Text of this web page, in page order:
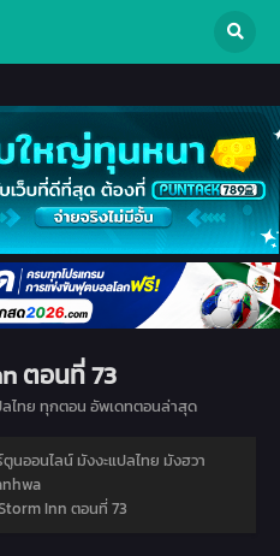
ตอนที่ 73
ไทย ทุกตอน อัพเดทตอนล่าสุด
นออนไลน์ มังงะแปลไทย มังฮวา
Inn ตอนที่ 73